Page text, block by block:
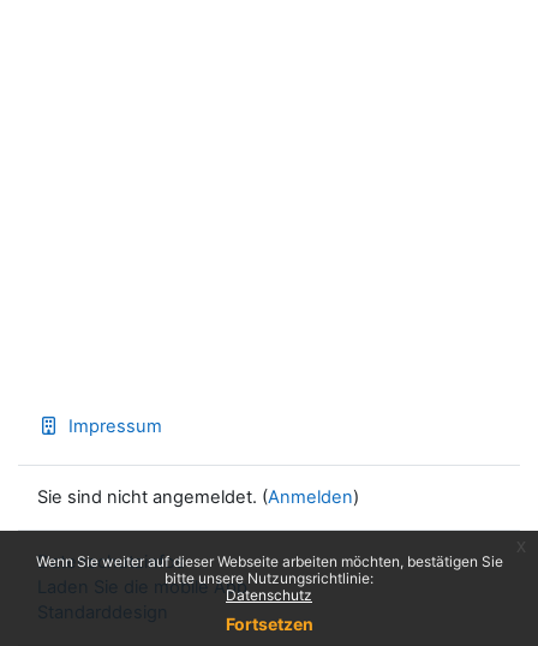
Wenn Sie weiter auf dieser Webseite arbeiten möchten, bestätigen Sie
bitte unsere Nutzungsrichtlinie:
Datenschutz
Fortsetzen
Impressum
Sie sind nicht angemeldet. (Anmelden)
Datenschutzinfos
Laden Sie die mobile App
Standarddesign